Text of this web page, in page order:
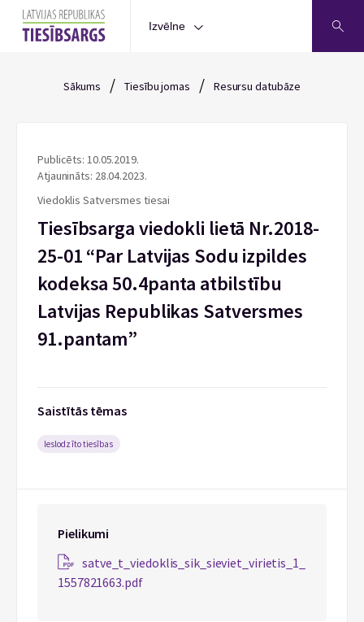
Izvēlne
Sākums / Tiesību jomas / Resursu datubāze
Publicēts: 10.05.2019.
Atjaunināts: 28.04.2023.
Viedoklis Satversmes tiesai
Tiesībsarga viedokli lietā Nr.2018-
25-01 “Par Latvijas Sodu izpildes
kodeksa 50.4panta atbilstību
Latvijas Republikas Satversmes
91.pantam”
Saistītās tēmas
Ieslodzīto tiesības
Pielikumi
satve_t_viedoklis_sik_sieviet_virietis_1_
1557821663.pdf